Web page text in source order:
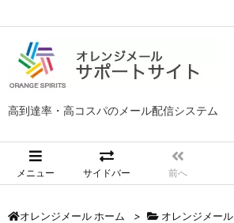
高到達率・高コスパのメール配信システム
メニュー サイドバー 前へ
オレンジメール ホーム > オレンジメール